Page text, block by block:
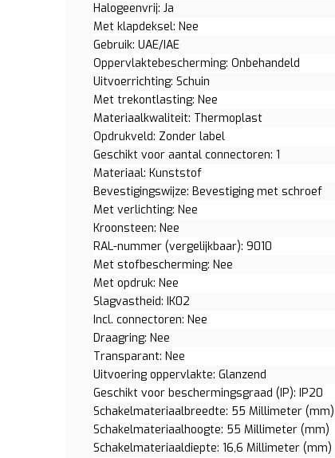
Halogeenvrij: Ja
Met klapdeksel: Nee
Gebruik: UAE/IAE
Oppervlaktebescherming: Onbehandeld
Uitvoerrichting: Schuin
Met trekontlasting: Nee
Materiaalkwaliteit: Thermoplast
Opdrukveld: Zonder label
Geschikt voor aantal connectoren: 1
Materiaal: Kunststof
Bevestigingswijze: Bevestiging met schroef
Met verlichting: Nee
Kroonsteen: Nee
RAL-nummer (vergelijkbaar): 9010
Met stofbescherming: Nee
Met opdruk: Nee
Slagvastheid: IK02
Incl. connectoren: Nee
Draagring: Nee
Transparant: Nee
Uitvoering oppervlakte: Glanzend
Geschikt voor beschermingsgraad (IP): IP20
Schakelmateriaalbreedte: 55 Millimeter (mm)
Schakelmateriaalhoogte: 55 Millimeter (mm)
Schakelmateriaaldiepte: 16,6 Millimeter (mm)